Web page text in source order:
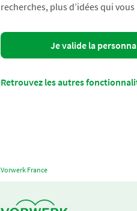
recherches, plus d’idées qui
Je valide la
Retrouvez les autres
Vorwerk France